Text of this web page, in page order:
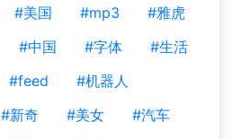
#美国 #mp3
#雅虎
#中国 #字体
#生活
#feed
#机器人
#新奇 #美女
#汽车